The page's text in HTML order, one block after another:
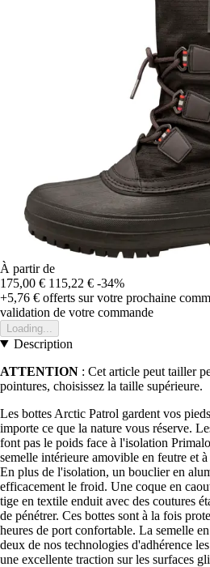
À partir de
175,00 € 115,22 € -34%
+5,76 € offerts sur votre prochaine
validation de votre commande
Loading...
Description
ATTENTION : Cet article peut tailler
pointures, choisissez la taille supérieure.
Les bottes Arctic Patrol gardent vos
importe ce que la nature vous réserve.
font pas le poids face à l'isolation
semelle intérieure amovible en feutre et
En plus de l'isolation, un bouclier en
efficacement le froid. Une coque en
tige en textile enduit avec des coutures
de pénétrer. Ces bottes sont à la fois
heures de port confortable. La semelle
deux de nos technologies d'adhérence
une excellente traction sur les surfaces